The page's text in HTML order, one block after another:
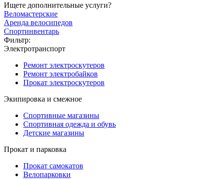
Ищете дополнительные услуги?
Веломастерские
Аренда велосипедов
Спортинвентарь
Фильтр:
Электротранспорт
Ремонт электроскутеров
Ремонт электробайков
Прокат электроскутеров
Экипировка и смежное
Спортивные магазины
Спортивная одежда и обувь
Детские магазины
Прокат и парковка
Прокат самокатов
Велопарковки